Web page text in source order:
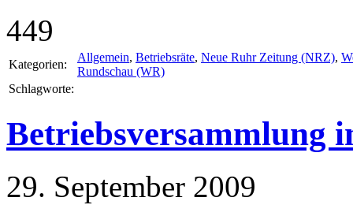
449
Kategorien:
Allgemein, Betriebsräte, Neue Ruhr Zeitung (NRZ),
Rundschau (WR)
Schlagworte:
Betriebsversammlung
29. September 2009